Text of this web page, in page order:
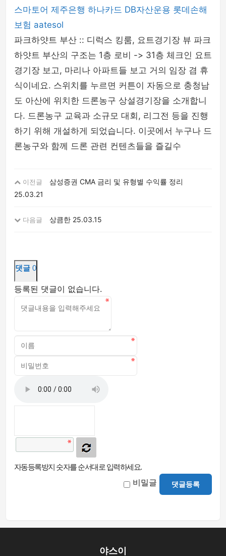
스마토어 제주은행 하나카드 DB자산운용 롯데손해
보험 aatesol
파크하얏트 부산 :: 디럭스 킹룸, 요트경기장 뷰 파크
하얏트 부산의 구조는 1층 로비 -> 31층 체크인 요트
경기장 보고, 마리나 아파트들 보고 거의 임장 겸 휴
식이네요. 스위치를 누르면 커튼이 자동으로 충청남
도 아산에 위치한 드론농구 상설경기장을 소개합니
다. 드론농구 교육과 소규모 대회, 리그전 등을 진행
하기 위해 개설하게 되었습니다. 이곳에서 누구나 드
론농구와 함께 드론 관련 컨텐츠들을 즐길수
이전글
삼성증권 CMA 금리 및 유형별 수익률 정리
25.03.21
다음글 상큼한 25.03.15
댓글 0
등록된 댓글이 없습니다.
자동등록방지 숫자를 순서대로 입력하세요.
비밀글 댓글등록
야스이